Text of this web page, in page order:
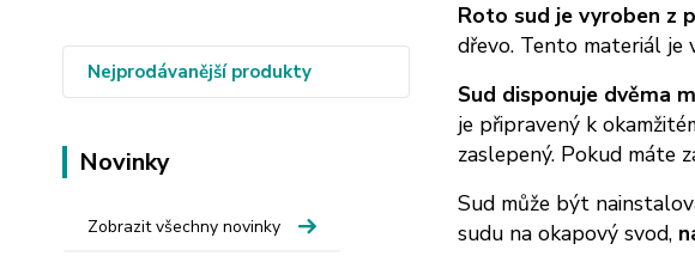
Nejprodávanější produkty
Novinky
Zobrazit všechny novinky
Roto sud je vyroben z
dřevo. Tento materiál je
Sud disponuje dvěma
je připravený k
zaslepený. Pokud máte
Sud může být
sudu na okapový svod,